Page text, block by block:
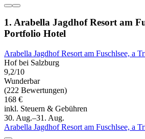
1. Arabella Jagdhof Resort am
Portfolio Hotel
Arabella Jagdhof Resort am Fuschlsee, a
Hof bei Salzburg
9,2/10
Wunderbar
(222 Bewertungen)
168 €
inkl. Steuern & Gebühren
30. Aug.–31. Aug.
Arabella Jagdhof Resort am Fuschlsee, a